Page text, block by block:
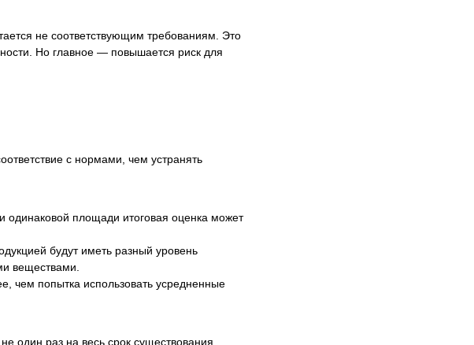
не соответствующим требованиям. Это
Но главное — повышается риск для
с нормами, чем устранять
одинаковой площади итоговая оценка может
будут иметь разный уровень
веществами.
чем попытка использовать усредненные
один раз на весь срок существования